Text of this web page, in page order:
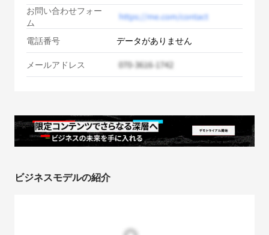
お問い合わせフォー
ム
電話番号
データがありません
メールアドレス
ビジネスモデルの紹介